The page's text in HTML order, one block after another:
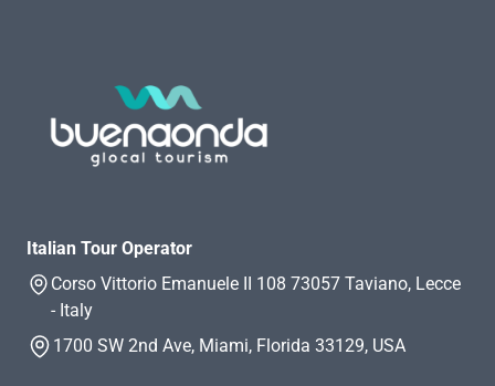
Italian Tour Operator
Corso Vittorio Emanuele II 108 73057 Taviano, Lecce
- Italy
1700 SW 2nd Ave, Miami, Florida 33129, USA